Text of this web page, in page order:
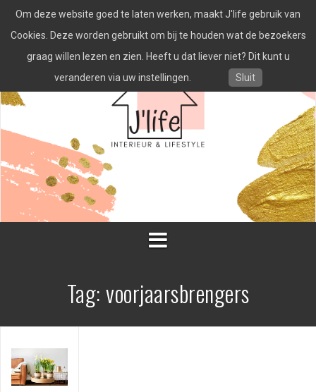
naar
inhoud
Tag:voorjaarsbrengers
Om deze website goed te laten werken, maakt J'life gebruik van
Cookies. Deze worden gebruikt om bij te houden wat de bezoekers
graag willen lezen en zien. Heeft u dat liever niet? Dit kunt u
veranderen via uw instellingen.
Sluit